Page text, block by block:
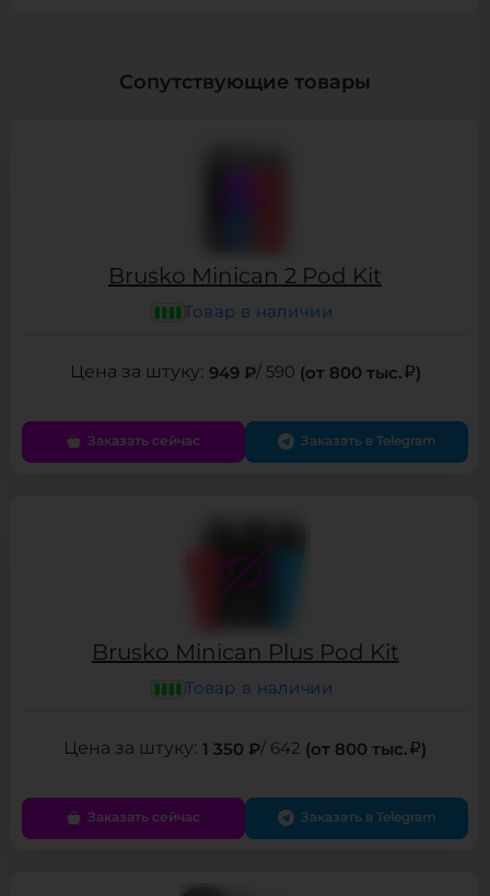
Сопутствующие товары
Brusko Minican 2 Pod Kit
Товар в наличии
949 ₽/ 590 (от 800 тыс. )
Заказать сейчас Заказать в Telegram
Brusko Minican Plus Pod Kit
Товар в наличии
1 350 ₽/ 642 (от 800 тыс. )
Заказать сейчас Заказать в Telegram